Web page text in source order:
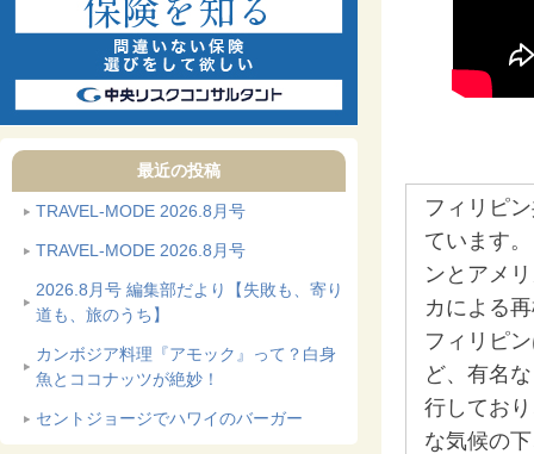
最近の投稿
TRAVEL-MODE 2026.8月号
TRAVEL-MODE 2026.8月号
2026.8月号 編集部だより【失敗も、寄り
道も、旅のうち】
カンボジア料理『アモック』って？白身
魚とココナッツが絶妙！
セントジョージでハワイのバーガー
フィリピ
ています
ンとアメ
カによる
フィリピ
ど、有名
行してお
な気候の